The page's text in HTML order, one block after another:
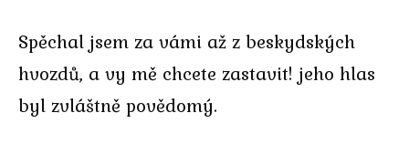
Spěchal jsem za vámi až z beskydských
hvozdů, a vy mě chcete zastavit! jeho hlas
byl zvláštně povědomý.